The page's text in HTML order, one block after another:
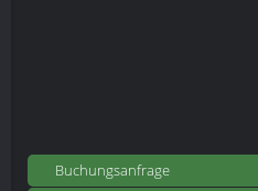
Buchungsanfrage